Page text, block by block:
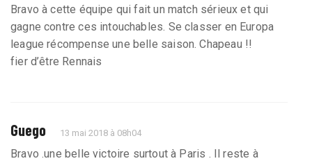
Bravo à cette équipe qui fait un match sérieux et qui
gagne contre ces intouchables. Se classer en Europa
league récompense une belle saison. Chapeau !!
fier d’être Rennais
Guego 13 mai 2018 à 08h04
Bravo .une belle victoire surtout à Paris . Il reste à